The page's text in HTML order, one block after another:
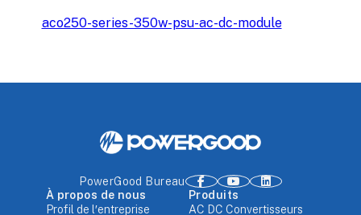
aco250-series-350w-psu-ac-dc-module
PowerGood Bureau
À propos de nous
Profil de l′entreprise
Produits
AC DC Convertisseurs